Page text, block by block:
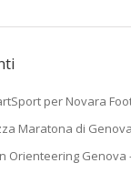
per Novara
Maratona di
Orienteering Genova